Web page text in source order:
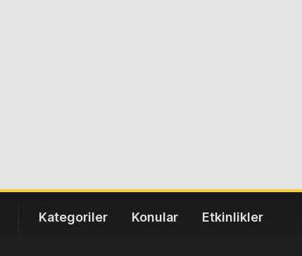
Kategoriler Konular Etkinlikler